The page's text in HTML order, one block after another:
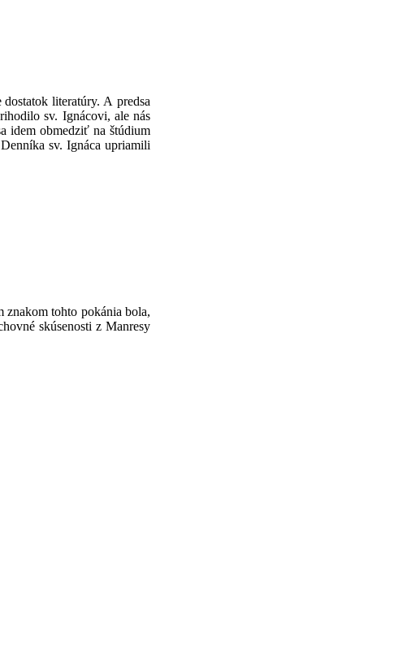
literatúry. A predsa
sv. Ignácovi, ale nás
idem obmedziť na štúdium
sv. Ignáca upriamili
tohto pokánia bola,
skúsenosti z Manresy